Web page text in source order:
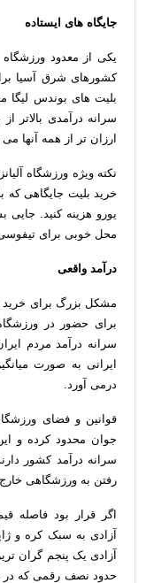
جایگاه های ایستاده
یکی از معدود
کشورهای شرق آسیا
بلیت های بوندس لیگا
سرانه درآمدی بالاتر
ارزان تر از همه آنها می
نکته ویژه ورزشگاه
یورو هزینه کنید.
محل خوبی برای
درآمد واقعی
مشکل بزرگ برای خرید
برای حضور در
سرانه درآمد مردم
درمی آورد.
قوانین و فضای
جوان محدود کرده و
سرانه درآمد کشور
رفتن به ورزشگاهی
اگر قرار بود فاصله
آزادی به سبک کره و
حدود نصف رقمی که در